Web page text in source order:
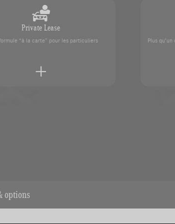
options
Private Lease
“à la carte” pour les particuliers
Plus